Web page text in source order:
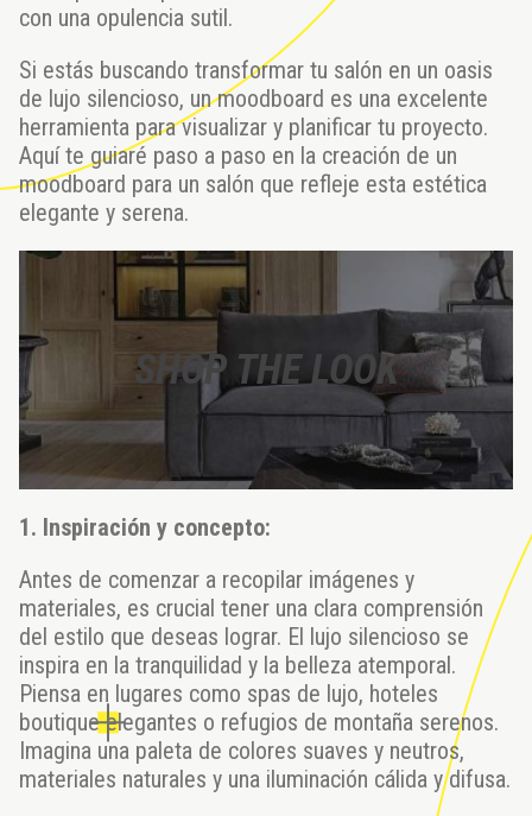
con una opulencia sutil.
Si estás buscando transformar tu salón en un oasis
de lujo silencioso, un moodboard es una excelente
herramienta para visualizar y planificar tu proyecto.
Aquí te guiaré paso a paso en la creación de un
moodboard para un salón que refleje esta estética
elegante y serena.
SHOP THE LOOK
1. Inspiración y concepto:
Antes de comenzar a recopilar imágenes y
materiales, es crucial tener una clara comprensión
del estilo que deseas lograr. El lujo silencioso se
inspira en la tranquilidad y la belleza atemporal.
Piensa en lugares como spas de lujo, hoteles
boutique elegantes o refugios de montaña serenos.
Imagina una paleta de colores suaves y neutros,
materiales naturales y una iluminación cálida y difusa.